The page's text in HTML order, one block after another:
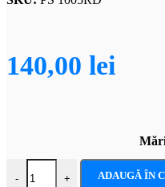
140,00 lei
-
Cantitate Rochie carnaval
+ ADAUGĂ ÎN